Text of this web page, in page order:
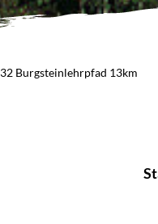
Burgsteinlehrpfad 13km